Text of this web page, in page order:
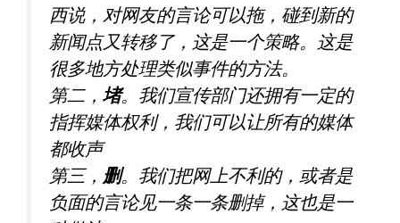
西说，对网友的言论可以拖，碰到新的
新闻点又转移了，这是一个策略。这是
很多地方处理类似事件的方法。
第二， 堵。我们宣传部门还拥有一定的
指挥媒体权利，我们可以让所有的媒体
都收声
第三， 删。我们把网上不利的，或者是
负面的言论见一条一条删掉，这也是一